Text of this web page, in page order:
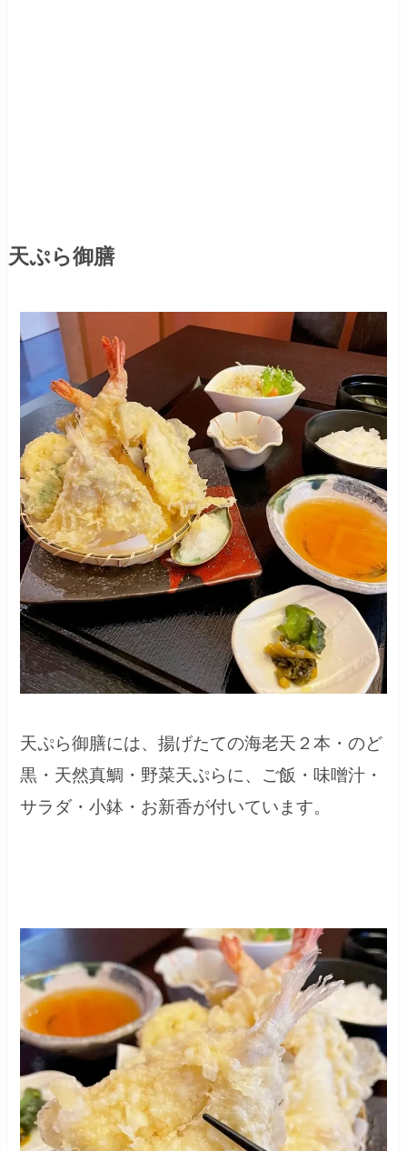
天ぷら御膳
天ぷら御膳には、揚げたての海老天２本・のど
黒・天然真鯛・野菜天ぷらに、ご飯・味噌汁・
サラダ・小鉢・お新香が付いています。